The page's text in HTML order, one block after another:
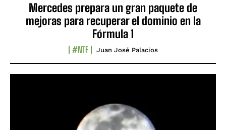
Mercedes prepara un gran paquete de
mejoras para recuperar el dominio en la
Fórmula 1
#NTF Juan José Palacios